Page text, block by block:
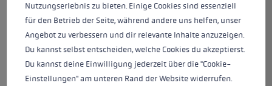
Gli sciatori sono perfettamente equipaggiati
con il WCR C-Tech 3D! Supporta tutti i tuoi
movimenti e offre comunque una sicurezza
sufficiente. Il guanto da corsa sportivo con
isolamento funzionale Thinsulate™ e Hyperloft
Nutzungserlebnis zu bieten. Einige Cookies sind essenziell
für den Betrieb der Seite, während andere uns helfen, unser
Angebot zu verbessern und dir relevante Inhalte anzuzeigen.
Du kannst selbst entscheiden, welche Cookies du akzeptierst.
Du kannst deine Einwilligung jederzeit über die "Cookie-
Einstellungen" am unteren Rand der Website widerrufen.